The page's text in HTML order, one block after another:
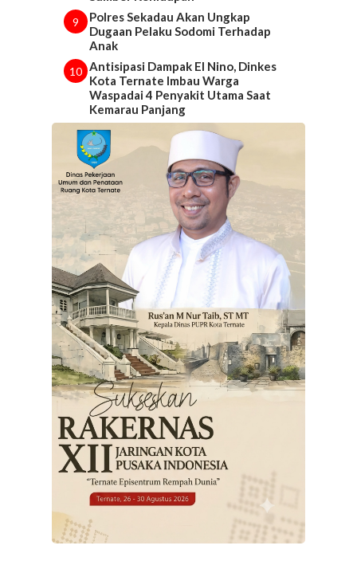
9
Polres Sekadau Akan Ungkap
Dugaan Pelaku Sodomi Terhadap
Anak
10 Antisipasi Dampak El Nino, Dinkes
Kota Ternate Imbau Warga
Waspadai 4 Penyakit Utama Saat
Kemarau Panjang